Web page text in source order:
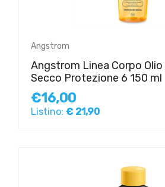
Angstrom
Angstrom Linea Corpo Olio
Secco Protezione 6 150 ml
€16,00
Listino: € 21,90